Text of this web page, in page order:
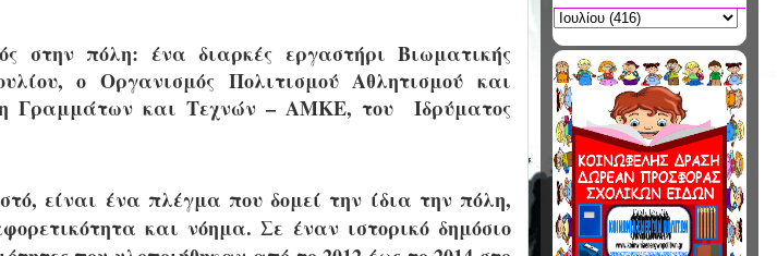
στην πόλη: ένα διαρκές εργαστήρι Βιωματικής
ο Οργανισμός Πολιτισμού Αθλητισμού και
Γραμμάτων και Τεχνών – ΑΜΚΕ, του Ιδρύματος
είναι ένα πλέγμα που δομεί την ίδια την πόλη,
και νόημα. Σε έναν ιστορικό δημόσιο